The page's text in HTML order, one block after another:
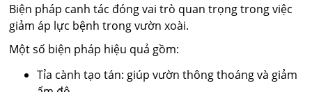
Biện pháp canh tác đóng vai trò quan trọng trong việc
giảm áp lực bệnh trong vườn xoài.
Một số biện pháp hiệu quả gồm:
Tỉa cành tạo tán: giúp vườn thông thoáng và giảm